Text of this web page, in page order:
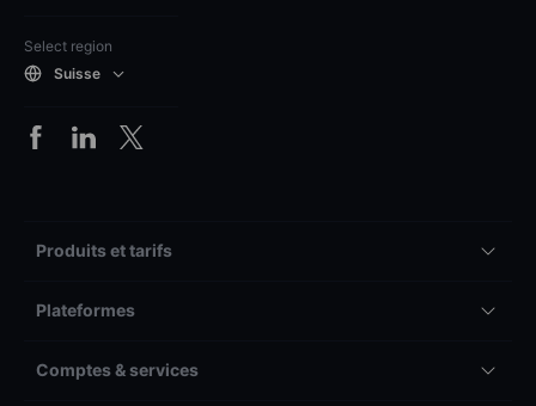
Select region
Suisse
Produits et tarifs
Plateformes
Comptes & services